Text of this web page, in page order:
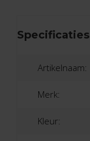
Specificaties
Artikelnaam:
Merk:
Kleur: